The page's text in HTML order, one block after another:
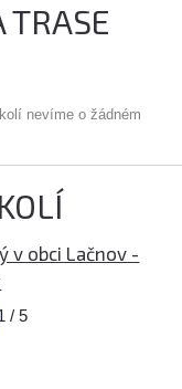
TRASE
nevíme o žádném
v obci Lačnov -
/ 5